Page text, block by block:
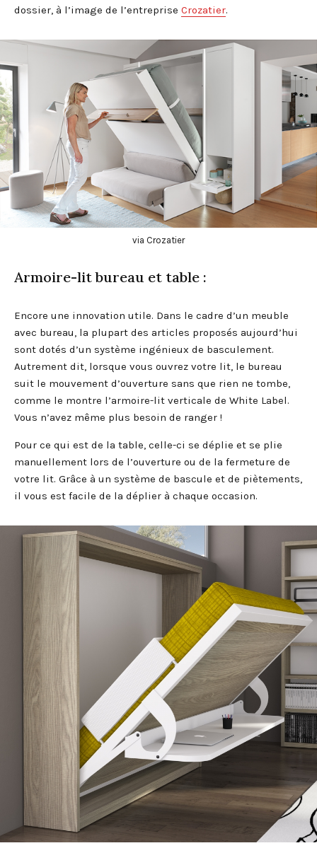
dossier, à l’image de l’entreprise Crozatier.
via Crozatier
Armoire-lit bureau et table :
Encore une innovation utile. Dans le cadre d’un meuble
avec bureau, la plupart des articles proposés aujourd’hui
sont dotés d’un système ingénieux de basculement.
Autrement dit, lorsque vous ouvrez votre lit, le bureau
suit le mouvement d’ouverture sans que rien ne tombe,
comme le montre l’armoire-lit verticale de White Label.
Vous n’avez même plus besoin de ranger !
Pour ce qui est de la table, celle-ci se déplie et se plie
manuellement lors de l’ouverture ou de la fermeture de
votre lit. Grâce à un système de bascule et de piètements,
il vous est facile de la déplier à chaque occasion.